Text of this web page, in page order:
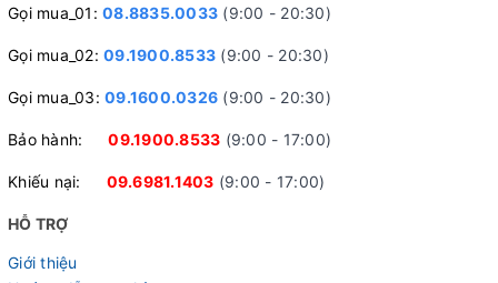
Gọi mua_01: 08.8835.0033 (9:00 - 20:30)
Gọi mua_02: 09.1900.8533 (9:00 - 20:30)
Gọi mua_03: 09.1600.0326 (9:00 - 20:30)
Bảo hành:09.1900.8533 (9:00 - 17:00)
Khiếu nại: 09.6981.1403 (9:00 - 17:00)
HỖ TRỢ
Giới thiệu